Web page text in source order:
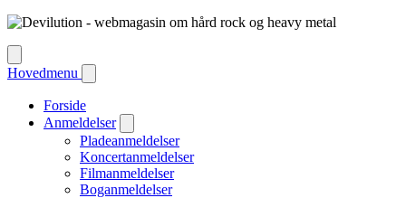
Hovedmenu
Forside
Anmeldelser
Pladeanmeldelser
Koncertanmeldelser
Filmanmeldelser
Boganmeldelser